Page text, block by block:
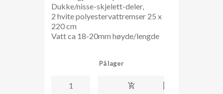
Dukke/nisse-skjelett-deler,
2 hvite polyestervattremser 25 x
220 cm
Vatt ca 18-20mm høyde/lengde
På lager
Viklevatt